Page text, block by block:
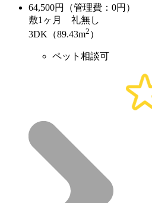
64,500円（管理費：0円）
敷1ヶ月 礼無し
3DK（89.43m2 ）
ペット相談可